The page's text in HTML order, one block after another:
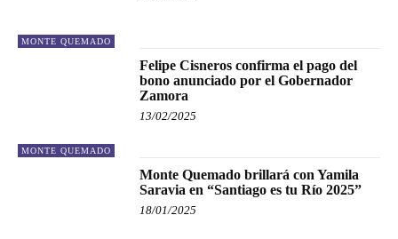
MONTE QUEMADO
MONTE QUEMADO
Felipe Cisneros confirma el pago del
bono anunciado por el Gobernador
Zamora
13/02/2025
Monte Quemado brillará con Yamila
Saravia en “Santiago es tu Río 2025”
18/01/2025